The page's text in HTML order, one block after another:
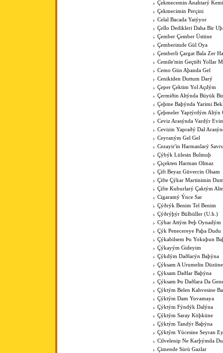
Çekmecemin Anahtarý
Çekmecimin Perçini
Celal Bacada Yatýyor
Çello Dedikleri Daha Bir
Çember Çember Üstüne
Çemberimde Gül Oya
Çemberli Çargat Bala Zer
Cemile'min Geçtiði Yollar
Cemo Gün Aþanda Gel
Cenikiden Duttum Darý
Çeper Çektim Yol Açdým
Çermiðin Altýnda Büyük
Çeþme Baþýnda Yarimi
Çeþmeler Yaptýrdým Altýn
Ceviz Arasýnda Vardýr
Cevizin Yapraðý Dal
Ceyraným Gel Gel
Cezayir'in Harmanlarý
Çýbýk Lülesin Bulmuþ
Çiçekten Harman Olmaz
Çift Beyaz Güvercin Olsam
Çifte Çýkar Martinimin
Çifte Kuburlarý Çaktým
Cigaramý Ýnce Sar
Çýðrýk Benim Tel Benim
Çýðrýþýr Bülbüller (U.h.)
Cýhar Attým Þeþ Oynadým
Çýk Penecereye Paþa Dudu
Çýkabilsem Þu Yokuþun
Çýkayým Gideyim
Çýkdým Daðlarýn Baþýna
Çýksam A Urumelin Düzüne
Çýksam Daðlar Baþýna
Çýksam Þu Daðlara Da
Çýktým Belen Kahvesine
Çýktým Dam Yuvamaya
Çýktým Fýndýk Dalýna
Çýktým Saray Köþküne
Çýktým Tandýr Baþýna
Çýktým Yücesine Seyran
Cilvelenip Ne Karþýmda
Çimende Sürü Gazlar